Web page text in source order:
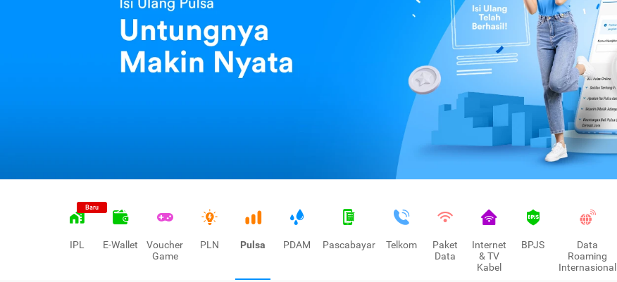
Baru
IPL E-Wallet
Voucher
Game
PLN Pulsa PDAM Pascabayar Telkom
Paket
Data
Internet
& TV
Kabel
BPJS
Data
Roaming
Internasional